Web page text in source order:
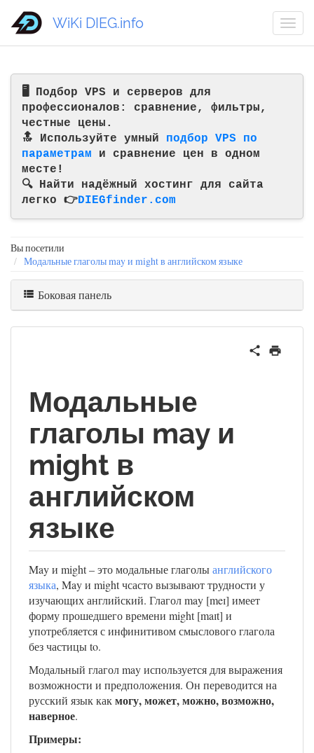
🖥️ Подбор VPS и серверов для
профессионалов: сравнение, фильтры,
честные цены.
🔝 Используйте умный подбор VPS по
параметрам и сравнение цен в одном
месте!
🔍 Найти надёжный хостинг для сайта
легко 👉DIEGfinder.com
WiKi DIEG.info
Вы посетили
Модальные глаголы may и might в английском языке
Боковая панель
Модальные
глаголы may и
might в
английском
языке
May и might – это модальные глаголыанглийского
языка, May и might чсасто вызывают трудности у
изучающих английский. Глагол may [meɪ] имеет
форму прошедшего времени might [maɪt] и
употребляется с инфинитивом смыслового глагола
без частицы to.
Модальный глагол may используется для выражения
возможности и предположения. Он переводится на
русский язык какмогу, может, можно, возможно,
наверное.
Примеры: